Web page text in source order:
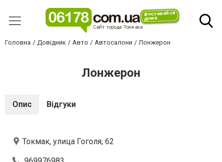
Головна Довідник Авто Автосалони Лонжерон
Лонжерон
Опис Відгуки
Токмак, улица Гоголя, 62